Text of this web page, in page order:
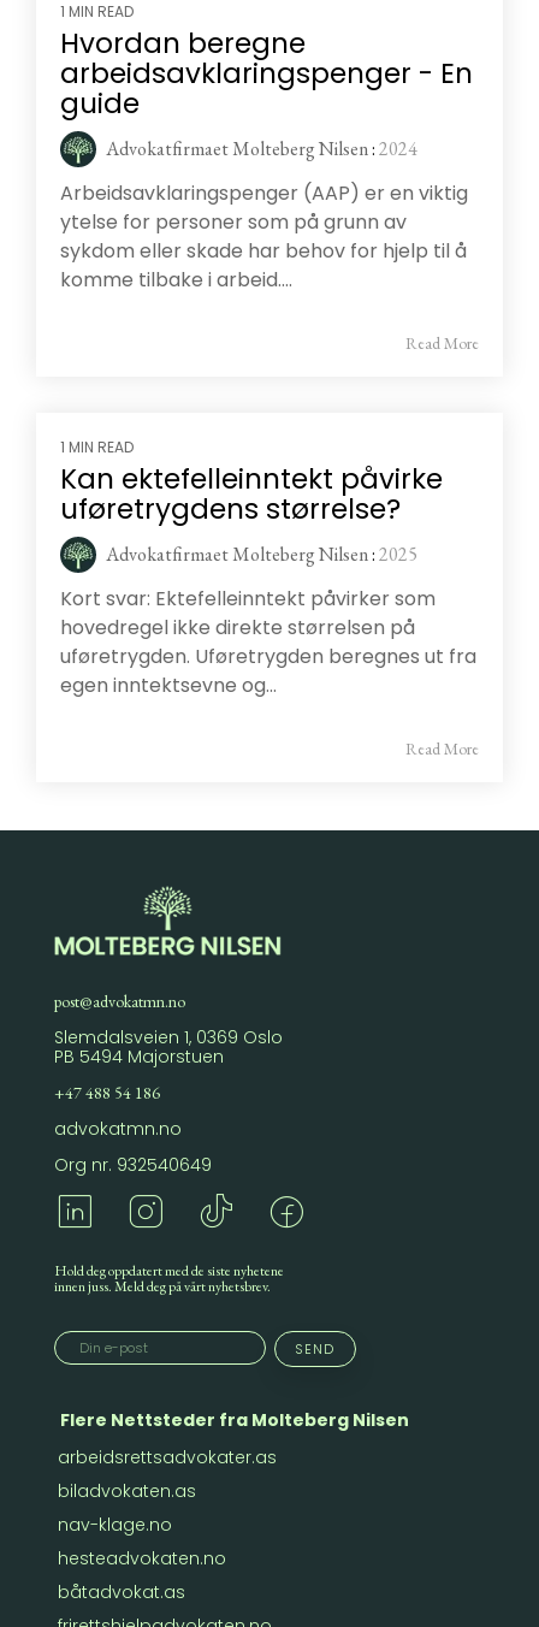
1 MIN READ
Hvordan beregne
arbeidsavklaringspenger - En
guide
Advokatfirmaet Molteberg Nilsen:2024
Arbeidsavklaringspenger (AAP) er en viktig
ytelse for personer som på grunn av
sykdom eller skade har behov for hjelp til å
komme tilbake i arbeid....
Read More
1 MIN READ
Kan ektefelleinntekt påvirke
uføretrygdens størrelse?
Advokatfirmaet Molteberg Nilsen:2025
Kort svar: Ektefelleinntekt påvirker som
hovedregel ikke direkte størrelsen på
uføretrygden. Uføretrygden beregnes ut fra
egen inntektsevne og...
Read More
post@advokatmn.no
Slemdalsveien 1, 0369 Oslo
PB 5494 Majorstuen
+47 488 54 186
advokatmn.no
Org nr. 932540649
Hold deg oppdatert med de siste nyhetene
innen juss. Meld deg på vårt nyhetsbrev.
Flere Nettsteder fra Molteberg Nilsen
arbeidsrettsadvokater.as
biladvokaten.as
nav-klage.no
hesteadvokaten.no
båtadvokat.as